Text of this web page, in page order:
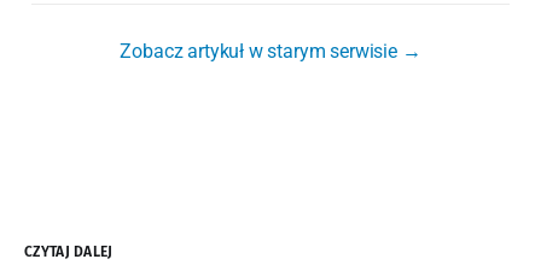
Zobacz artykuł w starym serwisie →
CZYTAJ DALEJ